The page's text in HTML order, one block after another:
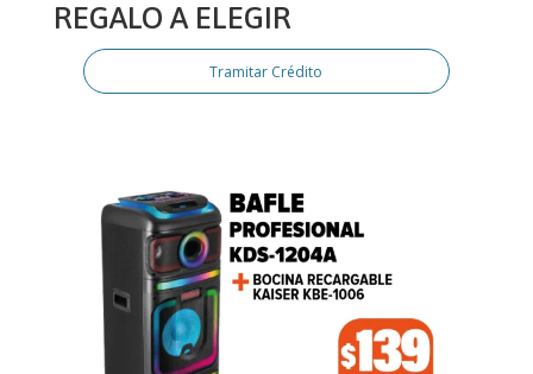
REGALO A ELEGIR
Tramitar Crédito